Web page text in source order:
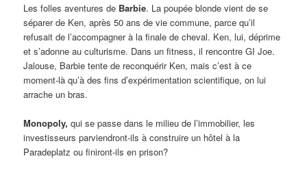
Les folles aventures de Barbie. La poupée blonde vient de se
séparer de Ken, après 50 ans de vie commune, parce qu’il
refusait de l’accompagner à la finale de cheval. Ken, lui, déprime
et s’adonne au culturisme. Dans un fitness, il rencontre GI Joe.
Jalouse, Barbie tente de reconquérir Ken, mais c’est à ce
moment-là qu’à des fins d’expérimentation scientifique, on lui
arrache un bras.
Monopoly,qui se passe dans le milieu de l’immobilier, les
investisseurs parviendront-ils à construire un hôtel à la
Paradeplatz ou finiront-ils en prison?